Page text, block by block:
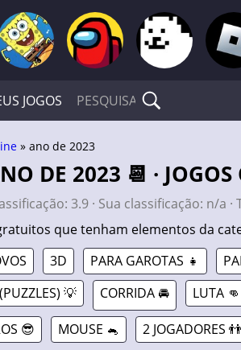
JOGOS
» ano de 2023
DE 2023 📆 ·
3.9 · Sua classificação: n/a ·
que tenham elementos da
3D PARA GAROTAS 👧
💡
CORRIDA 🚘 LUTA 👊
😎 MOUSE 🐁 2 JOGADORES 👬